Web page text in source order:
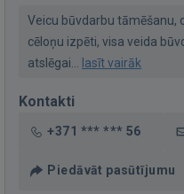
Veicu būvdarbu tāmēšanu,
cēloņu izpēti, visa veida
atslēgai...
lasīt vairāk
Kontakti
+371 *** *** 56
Piedāvāt pasūtījumu